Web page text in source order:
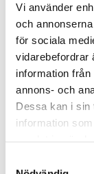
Vi använder
och
för sociala
vidarebefordrar
information
annons- och
Dessa kan i sin
information